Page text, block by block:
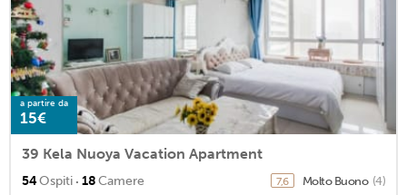
a partire da
15€
39 Kela Nuoya Vacation Apartment
54Ospiti · 18Camere 7,6 Molto Buono (4)